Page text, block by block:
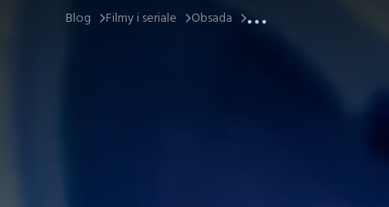
Blog Filmy i seriale Obsada ...